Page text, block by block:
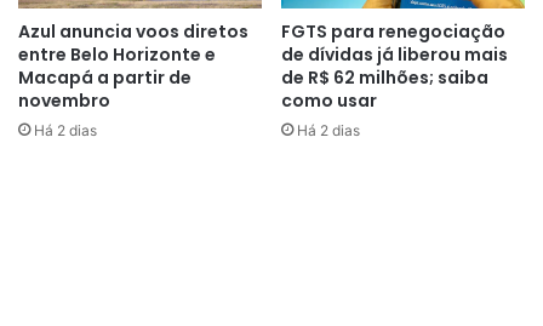
no número de abstenções, com 28,39%.
Azul anuncia voos diretos
entre Belo Horizonte e
Macapá a partir de
novembro
Há 2 dias
FGTS para renegociação
de dívidas já liberou mais
de R$ 62 milhões; saiba
como usar
Há 2 dias